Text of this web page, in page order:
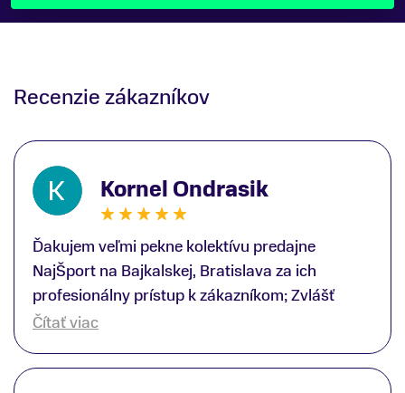
Recenzie zákazníkov
Kornel Ondrasik
Ďakujem veľmi pekne kolektívu predajne
NajŠport na Bajkalskej, Bratislava za ich
profesionálny prístup k zákazníkom; Zvlášť
ďakujem špecialistovi Martinovi Gunišovi za
lyžiarskej obuvi, ako aj prilby.. všetko značka
Čítať viac